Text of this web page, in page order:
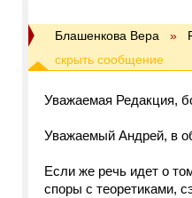
Блашенкова Вера »
Уважаемая Редакция,
Уважаемый Андрей, в
Если же речь идет о
споры с теоретиками,